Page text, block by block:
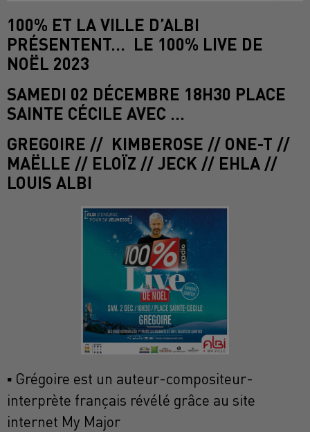
100% ET LA VILLE D’ALBI
PRÉSENTENT… LE 100% LIVE DE
NOËL 2023
SAMEDI 02 DÉCEMBRE 18H30 PLACE
SAINTE CÉCILE AVEC …
GREGOIRE // KIMBEROSE // ONE-T //
MAËLLE // ELOÏZ // JECK // EHLA //
LOUIS ALBI
▪ Grégoire est un auteur-compositeur-
interprète français révélé grâce au site
internet My Major